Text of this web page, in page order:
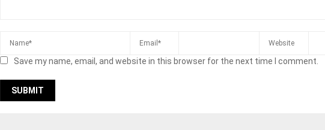
Save my name, email, and website in this browser for the next time I comment.